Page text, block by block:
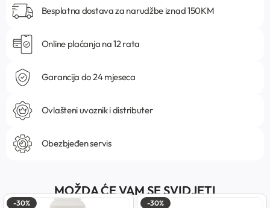
Besplatna dostava za narudžbe iznad 150KM
Online plaćanja na 12 rata
Garancija do 24 mjeseca
Ovlašteni uvoznik i distributer
Obezbjeđen servis
MOŽDA ĆE VAM SE SVIDJETI
-30% -30%